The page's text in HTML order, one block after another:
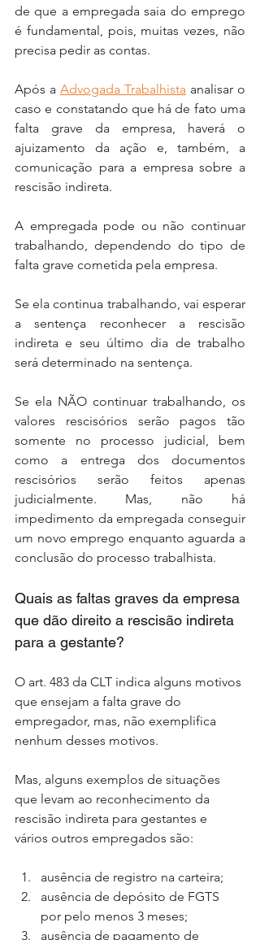
de que a empregada saia do emprego
é fundamental, pois, muitas vezes, não
precisa pedir as contas.
Após a Advogada Trabalhista analisar o
caso e constatando que há de fato uma
falta grave da empresa, haverá o
ajuizamento da ação e, também, a
comunicação para a empresa sobre a
rescisão indireta.
A empregada pode ou não continuar
trabalhando, dependendo do tipo de
falta grave cometida pela empresa.
Se ela continua trabalhando, vai esperar
a sentença reconhecer a rescisão
indireta e seu último dia de trabalho
será determinado na sentença.
Se ela NÃO continuar trabalhando, os
valores rescisórios serão pagos tão
somente no processo judicial, bem
como a entrega dos documentos
rescisórios serão feitos apenas
judicialmente. Mas, não há
impedimento da empregada conseguir
um novo emprego enquanto aguarda a
conclusão do processo trabalhista.
Quais as faltas graves da empresa
que dão direito a rescisão indireta
para a gestante?
O art. 483 da CLT indica alguns motivos
que ensejam a falta grave do
empregador, mas, não exemplifica
nenhum desses motivos.
Mas, alguns exemplos de situações
que levam ao reconhecimento da
rescisão indireta para gestantes e
vários outros empregados são:
ausência de registro na carteira;
ausência de depósito de FGTS
por pelo menos 3 meses;
ausência de pagamento de